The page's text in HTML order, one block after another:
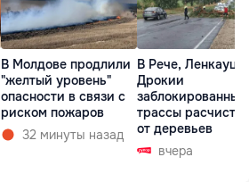
В Молдове продлили
"желтый уровень"
опасности в связи с
риском пожаров
32 минуты назад
В Рече,
Дрокии
заблокированные
трассы
от деревьев
вчера